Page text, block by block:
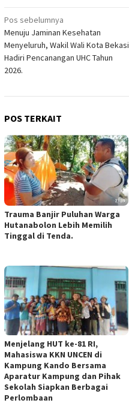
Navigasi
pos
Pos sebelumnya
Menuju Jaminan Kesehatan
Menyeluruh, Wakil Wali Kota Bekasi
Hadiri Pencanangan UHC Tahun
2026.
POS TERKAIT
Trauma Banjir Puluhan Warga
Hutanabolon Lebih Memilih
Tinggal di Tenda.
Menjelang HUT ke-81 RI,
Mahasiswa KKN UNCEN di
Kampung Kando Bersama
Aparatur Kampung dan Pihak
Sekolah Siapkan Berbagai
Perlombaan